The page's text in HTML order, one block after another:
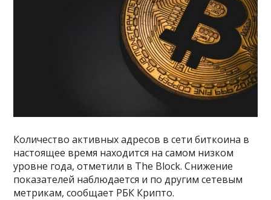
Количество активных адресов в сети биткоина в
настоящее время находится на самом низком
уровне года, отметили в The Block. Снижение
показателей наблюдается и по другим сетевым
метрикам, сообщает РБК Крипто.